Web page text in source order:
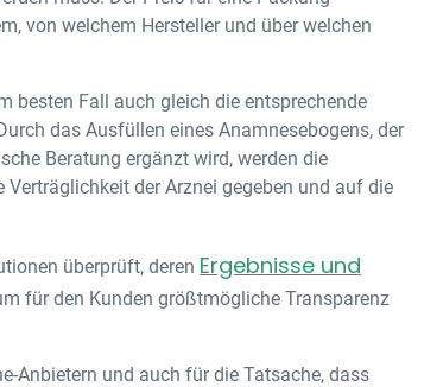
von welchem Hersteller und über welchen
besten Fall auch gleich die entsprechende
das Ausfüllen eines Anamnesebogens, der
Beratung ergänzt wird, werden die
der Arznei gegeben und auf die
überprüft, deren Ergebnisse und
für den Kunden größtmögliche Transparenz
Anbietern und auch für die Tatsache, dass